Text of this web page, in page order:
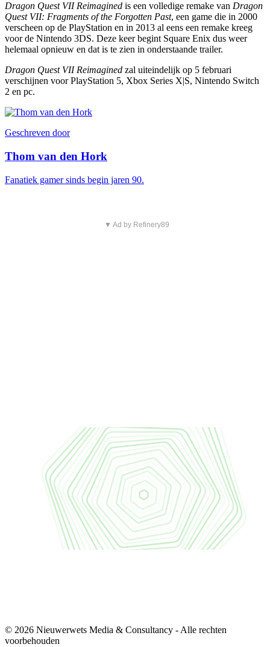
Dragon Quest VII Reimagined is een volledige remake van Dragon
Quest VII: Fragments of the Forgotten Past, een game die in 2000
verscheen op de PlayStation en in 2013 al eens een remake kreeg
voor de Nintendo 3DS. Deze keer begint Square Enix dus weer
helemaal opnieuw en dat is te zien in onderstaande trailer.
Dragon Quest VII Reimagined zal uiteindelijk op 5 februari
verschijnen voor PlayStation 5, Xbox Series X|S, Nintendo Switch
2 en pc.
Geschreven door
Thom van den Hork
Fanatiek gamer sinds begin jaren 90.
▼ Ad by Refinery89
© 2026 Nieuwerwets Media & Consultancy - Alle rechten
voorbehouden